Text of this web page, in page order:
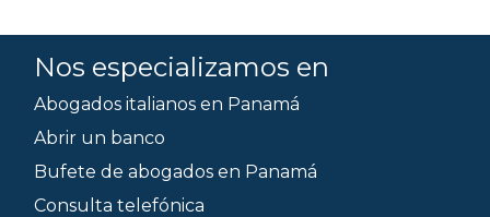
Nos especializamos en
Abogados italianos en Panamá
Abrir un banco
Bufete de abogados en Panamá
Consulta telefónica